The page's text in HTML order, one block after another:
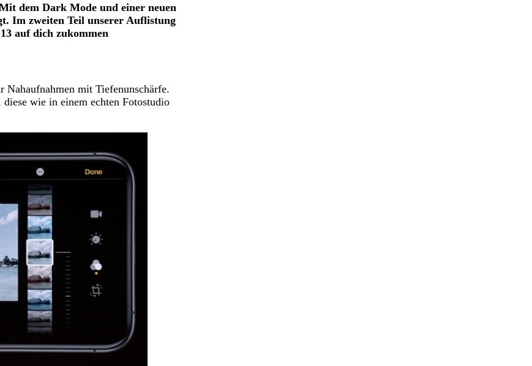
dem Dark Mode und einer neuen
Im zweiten Teil unserer Auflistung
auf dich zukommen
mit Tiefenunschärfe.
wie in einem echten Fotostudio